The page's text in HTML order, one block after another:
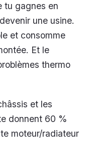
tu gagnes en
une usine.
et consomme
Et le
thermo
et les
donnent 60 %
moteur/radiateur